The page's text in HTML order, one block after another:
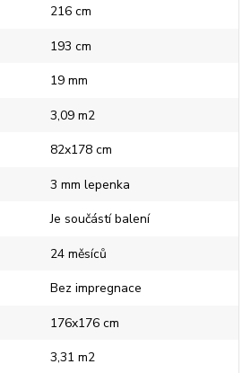
216 cm
193 cm
19 mm
3,09 m2
82x178 cm
3 mm lepenka
Je součástí balení
24 měsíců
Bez impregnace
176x176 cm
3,31 m2